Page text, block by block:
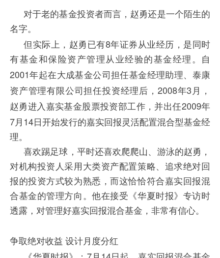
对于老的基金投资者而言，赵勇还是一个陌生的
名字。
但实际上，赵勇已有8年证券从业经历， 是同时
有基金和保险资产管理从业经验的基金经理 。自
2001年起在大成基金公司担任基金经理助理、泰康
资产管理有限公司担任投资经理后， 2008年3 月，
赵勇进入嘉实基金股票投资部工作，并出任2009年
7月 14 日 开始发行的嘉实回报灵活配置混合型基金经
理。
喜欢踢足球，平时还喜欢爬爬山、游泳的赵勇，
对机构投资人采用大类资产配置策略、追求绝对回
报的投资方式较为熟悉，而这恰恰符合嘉实回报混
合基金的管理方向。他在接受《华夏时报》专访时
透露，对管理好嘉实回报混合基金，非常有信心。
争取绝对收益 设计月度分红